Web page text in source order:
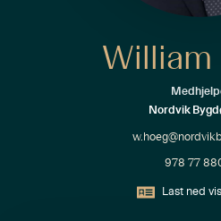
William
Nordvik
978 77
Last ned